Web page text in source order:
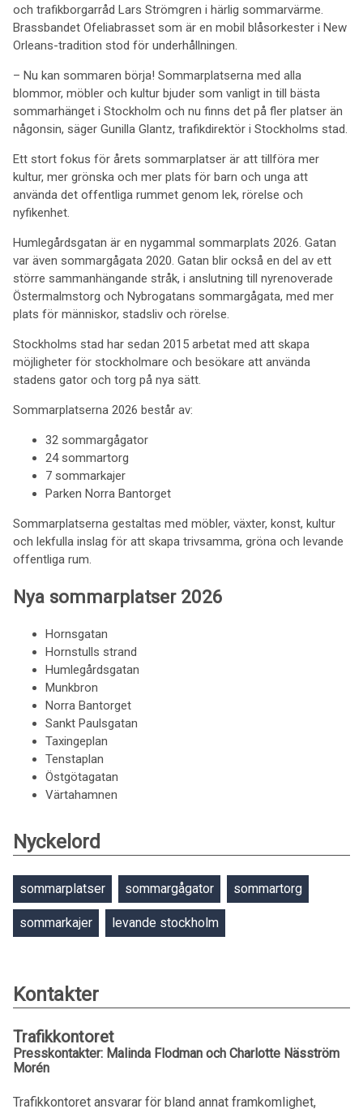
och trafikborgarråd Lars Strömgren i härlig sommarvärme.
Brassbandet Ofeliabrasset som är en mobil blåsorkester i New
Orleans-tradition stod för underhållningen.
– Nu kan sommaren börja! Sommarplatserna med alla
blommor, möbler och kultur bjuder som vanligt in till bästa
sommarhänget i Stockholm och nu finns det på fler platser än
någonsin, säger Gunilla Glantz, trafikdirektör i Stockholms stad.
Ett stort fokus för årets sommarplatser är att tillföra mer
kultur, mer grönska och mer plats för barn och unga att
använda det offentliga rummet genom lek, rörelse och
nyfikenhet.
Humlegårdsgatan är en nygammal sommarplats 2026. Gatan
var även sommargågata 2020. Gatan blir också en del av ett
större sammanhängande stråk, i anslutning till nyrenoverade
Östermalmstorg och Nybrogatans sommargågata, med mer
plats för människor, stadsliv och rörelse.
Stockholms stad har sedan 2015 arbetat med att skapa
möjligheter för stockholmare och besökare att använda
stadens gator och torg på nya sätt.
Sommarplatserna 2026 består av:
32 sommargågator
24 sommartorg
7 sommarkajer
Parken Norra Bantorget
Sommarplatserna gestaltas med möbler, växter, konst, kultur
och lekfulla inslag för att skapa trivsamma, gröna och levande
offentliga rum.
Nya sommarplatser 2026
Hornsgatan
Hornstulls strand
Humlegårdsgatan
Munkbron
Norra Bantorget
Sankt Paulsgatan
Taxingeplan
Tenstaplan
Östgötagatan
Värtahamnen
Nyckelord
sommarplatser sommargågator sommartorg
sommarkajer levande stockholm
Kontakter
Trafikkontoret
Presskontakter: Malinda Flodman och Charlotte Näsström
Morén
Trafikkontoret ansvarar för bland annat framkomlighet,